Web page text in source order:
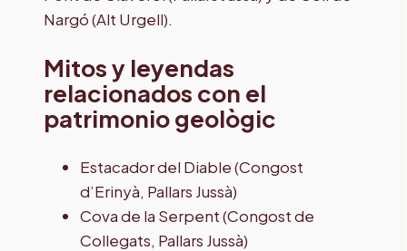
Nargó (Alt Urgell).
Mitos y leyendas
relacionados con el
patrimonio geològic
Estacador del Diable (Congost
d’Erinyà, Pallars Jussà)
Cova de la Serpent (Congost de
Collegats, Pallars Jussà)